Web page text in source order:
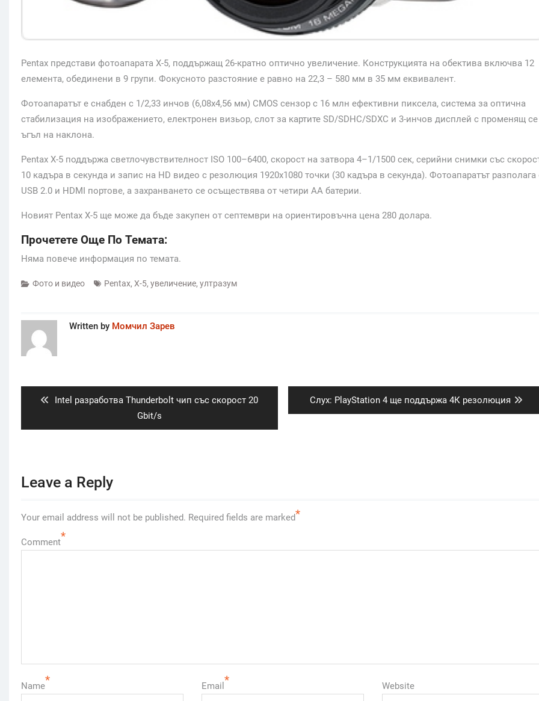
Pentax представи фотоапарата X-5, поддържащ 26-кратно оптично увеличение. Конструкцията на обектива включва 12
елемента, обединени в 9 групи. Фокусното разстояние е равно на 22,3 – 580 мм в 35 мм еквивалент.
Фотоапаратът е снабден с 1/2,33 инчов (6,08х4,56 мм) CMOS сензор с 16 млн ефективни пиксела, система за оптична
стабилизация на изображението, електронен визьор, слот за картите SD/SDHC/SDXC и 3-инчов дисплей с променящ се
ъгъл на наклона.
Pentax X-5 поддържа светлочувствителност ISO 100–6400, скорост на затвора 4–1/1500 сек, серийни снимки със
10 кадъра в секунда и запис на HD видео с резолюция 1920х1080 точки (30 кадъра в секунда). Фотоапаратът разполага
USB 2.0 и HDMI портове, а захранването се осъществява от четири АА батерии.
Новият Pentax X-5 ще може да бъде закупен от септември на ориентировъчна цена 280 долара.
Прочетете Още По Темата:
Няма повече информация по темата.
Фото и видео Pentax, X-5, увеличение, ултразум
Written by Момчил Зарев
Previous
Intel разработва Thunderbolt чип със скорост 20
Gbit/s
Next
post:
Слух: PlayStation 4 ще поддържа 4К резолюция
Leave a Reply
Your email address will not be published. Required fields are marked*
Comment*
Name* Email * Website